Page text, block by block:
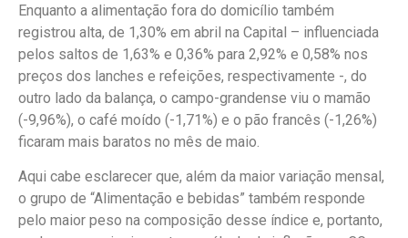
Enquanto a alimentação fora do domicílio também
registrou alta, de 1,30% em abril na Capital – influenciada
pelos saltos de 1,63% e 0,36% para 2,92% e 0,58% nos
preços dos lanches e refeições, respectivamente -, do
outro lado da balança, o campo-grandense viu o mamão
(-9,96%), o café moído (-1,71%) e o pão francês (-1,26%)
ficaram mais baratos no mês de maio.
Aqui cabe esclarecer que, além da maior variação mensal,
o grupo de “Alimentação e bebidas” também responde
pelo maior peso na composição desse índice e, portanto,